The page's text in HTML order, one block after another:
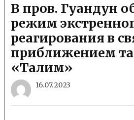
В пров. Гуандун
режим
реагирования в
приближением
«Талим»
16.07.2023